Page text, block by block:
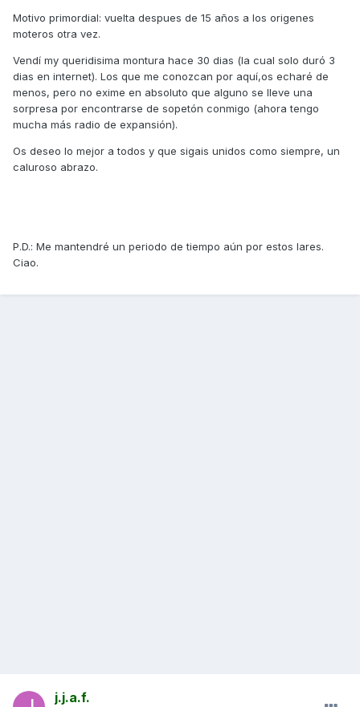
Motivo primordial: vuelta despues de 15 años a los origenes
moteros otra vez.
Vendí my queridisima montura hace 30 dias (la cual solo duró 3
dias en internet). Los que me conozcan por aquí,os echaré de
menos, pero no exime en absoluto que alguno se lleve una
sorpresa por encontrarse de sopetón conmigo (ahora tengo
mucha más radio de expansión).
Os deseo lo mejor a todos y que sigais unidos como siempre, un
caluroso abrazo.
P.D.: Me mantendré un periodo de tiempo aún por estos lares.
Ciao.
j.j.a.f.